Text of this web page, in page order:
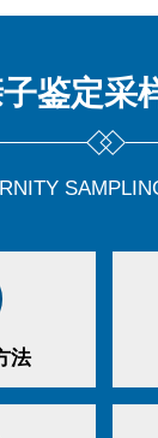
鉴定采
法